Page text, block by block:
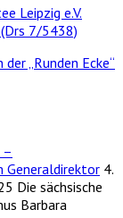
Leipzig e.V.
7/5438)
„Runden Ecke“
–
Generaldirektor 4.
Die sächsische
Barbara